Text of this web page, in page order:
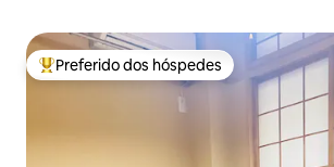
Entre os melhores preferidos dos hóspedes
Preferido dos hóspedes